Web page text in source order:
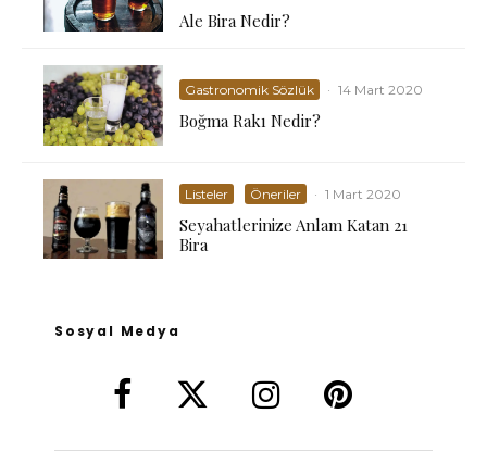
Ale Bira Nedir?
Gastronomik Sözlük · 14 Mart 2020
Boğma Rakı Nedir?
Listeler Öneriler · 1 Mart 2020
Seyahatlerinize Anlam Katan 21
Bira
Sosyal Medya